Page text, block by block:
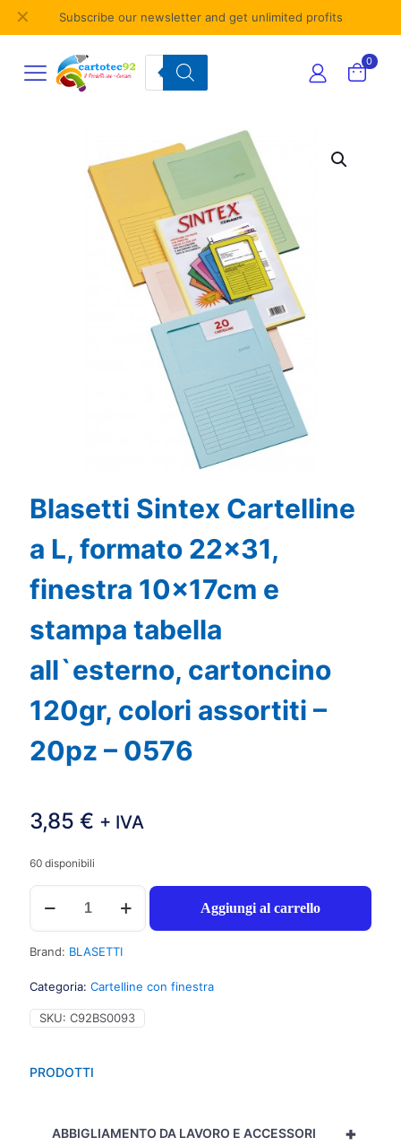
Subscribe our newsletter and get unlimited profits
✕
Products
search
0
PRODOTTI
+
ABBIGLIAMENTO DA LAVORO E ACCESSORI
Blasetti Sintex Cartelline
a L, formato 22×31,
finestra 10x17cm e
stampa tabella
all`esterno, cartoncino
120gr, colori assortiti –
20pz – 0576
3,85 € + IVA
60 disponibili
Blasetti
Sintex
Cartelline
a
L,
22x31,
finestra
10x17cm
tabella
120gr,
Aggiungi al carrello
Brand: BLASETTI
Categoria: Cartelline con finestra
SKU: C92BS0093